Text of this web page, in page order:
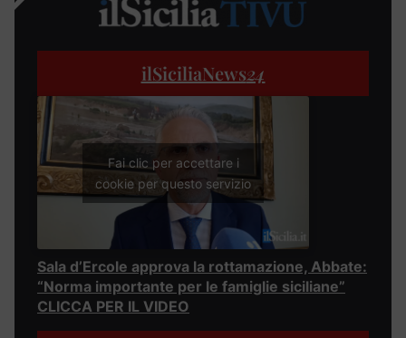
ilSiciliaNews24
Fai clic per accettare i
cookie per questo servizio
Sala d’Ercole approva la rottamazione, Abbate:
“Norma importante per le famiglie siciliane”
CLICCA PER IL VIDEO